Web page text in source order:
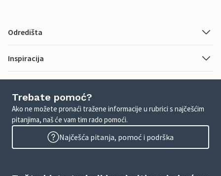
Odredišta
Inspiracija
Trebate pomoć?
Ako ne možete pronaći tražene informacije u rubrici s najčešćim
pitanjima, naš će vam tim rado pomoći.
Najčešća pitanja, pomoć i podrška